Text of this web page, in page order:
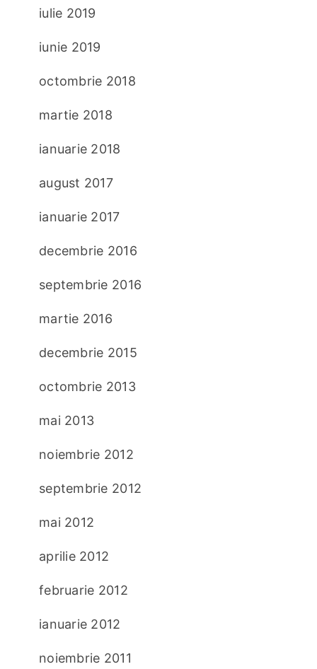
iulie 2019
iunie 2019
octombrie 2018
martie 2018
ianuarie 2018
august 2017
ianuarie 2017
decembrie 2016
septembrie 2016
martie 2016
decembrie 2015
octombrie 2013
mai 2013
noiembrie 2012
septembrie 2012
mai 2012
aprilie 2012
februarie 2012
ianuarie 2012
noiembrie 2011